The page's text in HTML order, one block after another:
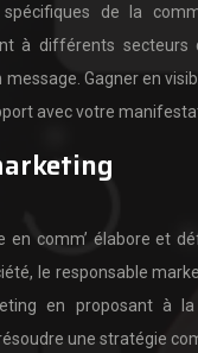
spécifiques de la
à différents secteurs
Gagner en
avec votre
en comm’ élabore et
le responsable
en proposant à
une stratégie